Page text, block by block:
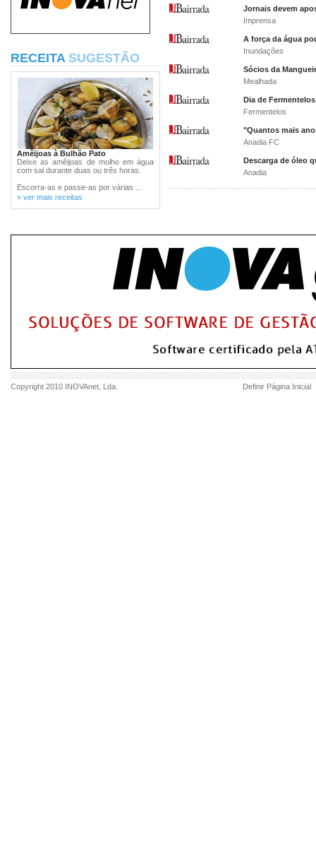
RECEITA SUGESTÃO
Amêijoas à Bulhão Pato
Deixe as amêijoas de molho em água
com sal durante duas ou três horas.
Escorra-as e passe-as por várias ...
» ver mais receitas
Jornais devem
Imprensa
A força da água
Inundações
Sócios da
Mealhada
Dia de Fermentelos
Fermentelos
"Quantos mais
Anadia FC
Descarga de óleo
Anadia
Copyright 2010 INOVAnet , Lda. Definir Página Inicial